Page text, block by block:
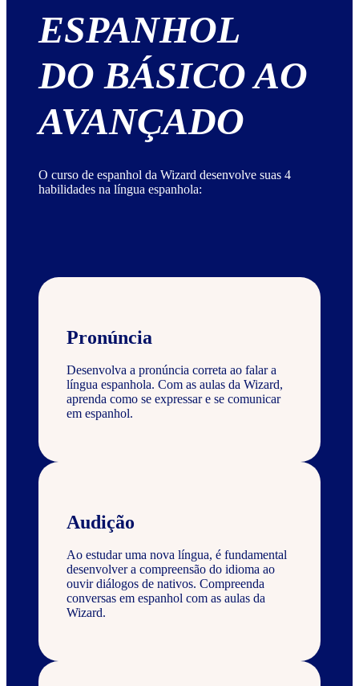
ESPANHOL
DO BÁSICO AO
AVANÇADO
O curso de espanhol da Wizard desenvolve suas 4
habilidades na língua espanhola:
Pronúncia
Desenvolva a pronúncia correta ao falar a
língua espanhola. Com as aulas da Wizard,
aprenda como se expressar e se comunicar
em espanhol.
Audição
Ao estudar uma nova língua, é fundamental
desenvolver a compreensão do idioma ao
ouvir diálogos de nativos. Compreenda
conversas em espanhol com as aulas da
Wizard.